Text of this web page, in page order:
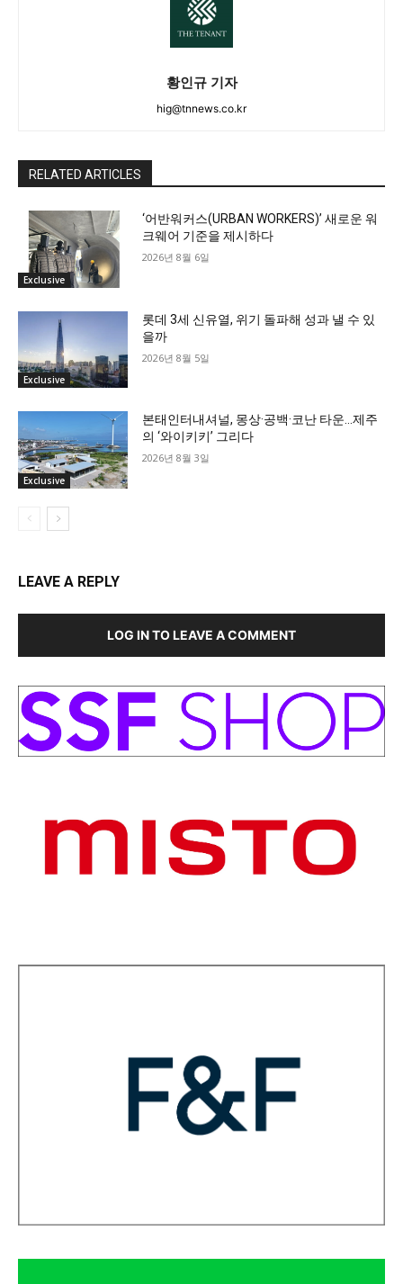
황인규 기자
hig@tnnews.co.kr
RELATED ARTICLES
Exclusive
‘어반워커스(URBAN WORKERS)’ 새로운 워
크웨어 기준을 제시하다
2026년 8월 6일
Exclusive
롯데 3세 신유열, 위기 돌파해 성과 낼 수 있
을까
2026년 8월 5일
Exclusive
본태인터내셔널, 몽상·공백·코난 타운…제주
의 ‘와이키키’ 그리다
2026년 8월 3일
LEAVE A REPLY
LOG IN TO LEAVE A COMMENT